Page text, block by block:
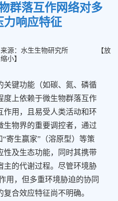
群落互作网络对多
力响应特征
来源：水生生物研究所 【放
缩小】
关键功能（如碳、氮、磷循
度上依赖于微生物群落互作
作用，且易受人类活动和环
生物界的重要调控者，通过
“寄生赢家”（溶原型）等策
性及生态功能，同时其携带
主的代谢过程。尽管环境胁
用，但多重环境胁迫的协同
合效应特征尚不明确。